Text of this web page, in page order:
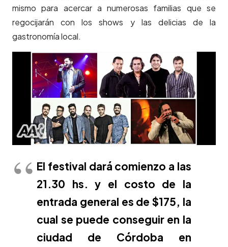
mismo para acercar a numerosas familias que se
regocijarán con los shows y las delicias de la
gastronomía local.
El festival dará comienzo a las
21.30 hs. y el costo de la
entrada general es de $175, la
cual se puede conseguir en la
ciudad de Córdoba en